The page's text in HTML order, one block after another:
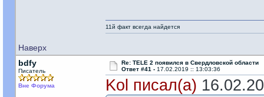
Наверх
11й факт всегда найдется
bdfy
Писатель
Вне Форума
Re: TELE 2 появился в Свердловской области
Ответ #41 - 17.02.2019 :: 13:03:36
Kol писал(а)